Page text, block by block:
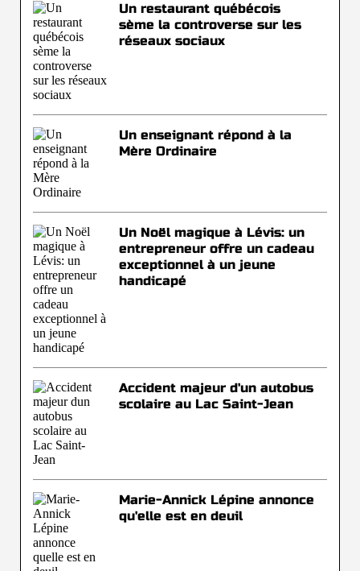
Un restaurant québécois
sème la controverse sur les
réseaux sociaux
Un enseignant répond à la
Mère Ordinaire
Un Noël magique à Lévis: un
entrepreneur offre un cadeau
exceptionnel à un jeune
handicapé
Accident majeur d'un autobus
scolaire au Lac Saint-Jean
Marie-Annick Lépine annonce
qu'elle est en deuil